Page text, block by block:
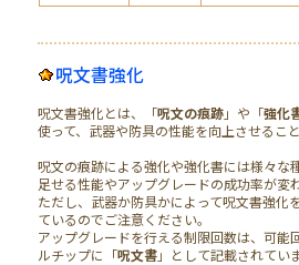
呪文書強化
呪文書強化とは、「呪文の痕跡」や「強化
使って、武器や防具の性能を向上させること
呪文の痕跡による強化や強化書には様々な
足せる性能やアップグレードの成功率が変
ただし、武器か防具かによって呪文書強化
ているのでご注意ください。
アップグレードを行える制限回数は、可能
ルチップに「呪文書」として記載されていま